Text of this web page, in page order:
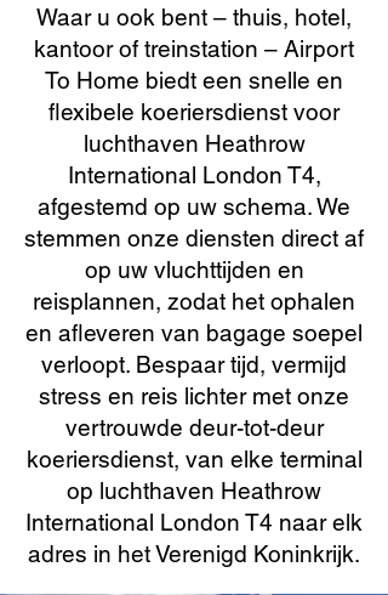
Waar u ook bent – thuis, hotel,
kantoor of treinstation – Airport
To Home biedt een snelle en
flexibele koeriersdienst voor
luchthaven Heathrow
International London T4,
afgestemd op uw schema. We
stemmen onze diensten direct af
op uw vluchttijden en
reisplannen, zodat het ophalen
en afleveren van bagage soepel
verloopt. Bespaar tijd, vermijd
stress en reis lichter met onze
vertrouwde deur-tot-deur
koeriersdienst, van elke terminal
op luchthaven Heathrow
International London T4 naar elk
adres in het Verenigd Koninkrijk.